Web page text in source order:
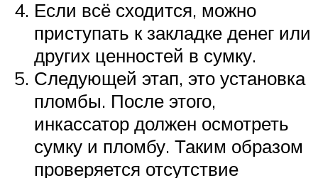
Если всё сходится, можно
приступать к закладке денег или
других ценностей в сумку.
Следующей этап, это установка
пломбы. После этого,
инкассатор должен осмотреть
сумку и пломбу. Таким образом
проверяется отсутствие